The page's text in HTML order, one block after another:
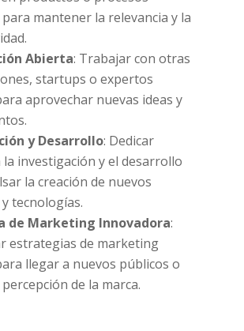
mantener la relevancia y la
Abierta: Trabajar con otras
startups o expertos
aprovechar nuevas ideas y
y Desarrollo: Dedicar
la investigación y el desarrollo
la creación de nuevos
tecnologías.
de Marketing Innovadora:
estrategias de marketing
llegar a nuevos públicos o
de la marca.